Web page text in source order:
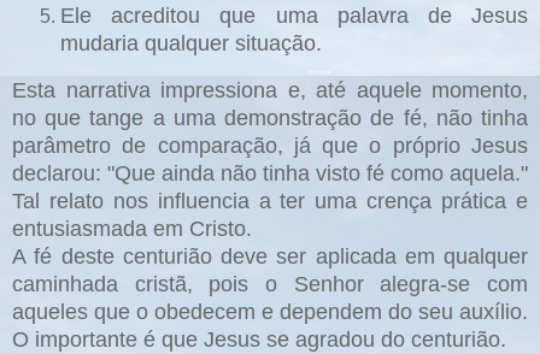
Ele acreditou que uma palavra de Jesus
mudaria qualquer situação.
Esta narrativa impressiona e, até aquele momento,
no que tange a uma demonstração de fé, não tinha
parâmetro de comparação, já que o próprio Jesus
declarou: "Que ainda não tinha visto fé como aquela."
Tal relato nos influencia a ter uma crença prática e
entusiasmada em Cristo.
A fé deste centurião deve ser aplicada em qualquer
caminhada cristã, pois o Senhor alegra-se com
aqueles que o obedecem e dependem do seu auxílio.
O importante é que Jesus se agradou do centurião.